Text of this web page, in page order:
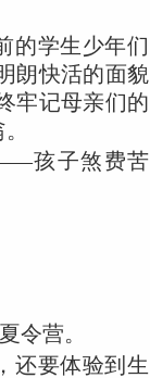
的学生少年们
朗快活的面貌
牢记母亲们的
孩子煞费苦
令营。
还要体验到生